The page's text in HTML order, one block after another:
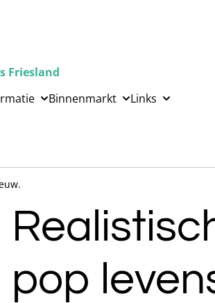
Friesland
Binnenmarkt Links
pop